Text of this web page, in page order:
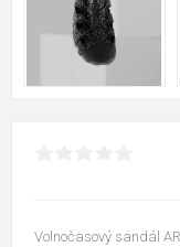
Volnočasový sandál